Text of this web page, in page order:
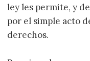
ley les permite, y
por el simple acto
derechos.